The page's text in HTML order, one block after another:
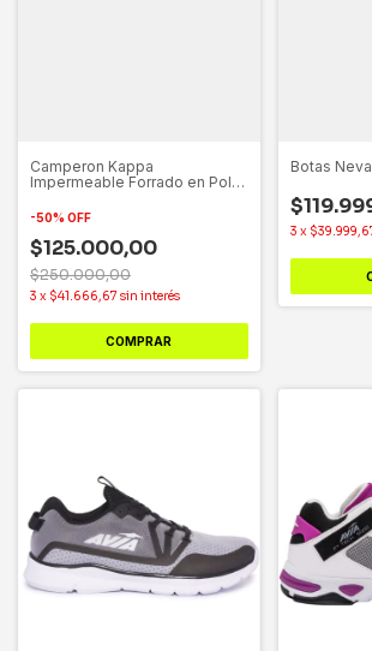
Camperon Kappa
Impermeable Forrado en Polar
-50% OFF
$125.000,00
$250.000,00
3 x $41.666,67 sin interés
COMPRAR
Botas
3 x